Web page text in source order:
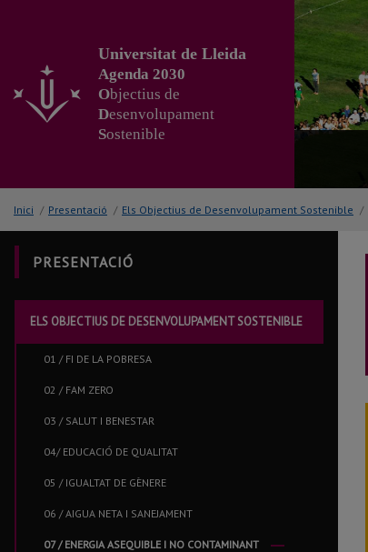
Universitat de Lleida
Agenda 2030
Objectius de
Desenvolupament
Sostenible
Inici / Presentació / Els Objectius de Desenvolupament Sostenible /
PRESENTACIÓ
ELS OBJECTIUS DE DESENVOLUPAMENT SOSTENIBLE
01 / FI DE LA POBRESA
02 / FAM ZERO
03 / SALUT I BENESTAR
04/ EDUCACIÓ DE QUALITAT
05 / IGUALTAT DE GÈNERE
06 / AIGUA NETA I SANEJAMENT
07 / ENERGIA ASEQUIBLE I NO CONTAMINANT